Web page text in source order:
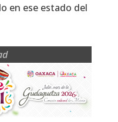
en ese estado del